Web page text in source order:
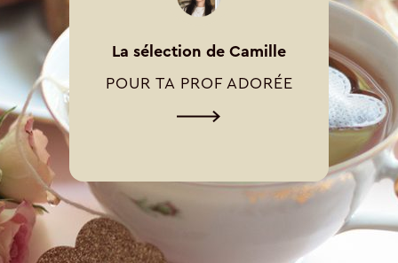
La sélection de Camille
POUR TA PROF ADORÉE